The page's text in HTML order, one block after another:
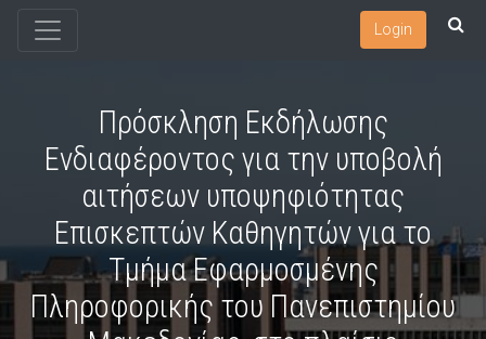
Login
Πρόσκληση Εκδήλωσης
Ενδιαφέροντος για την υποβολή
αιτήσεων υποψηφιότητας
Επισκεπτών Καθηγητών για το
Τμήμα Εφαρμοσμένης
Πληροφορικής του Πανεπιστημίου